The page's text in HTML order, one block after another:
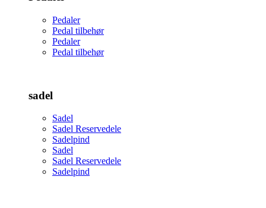
Pedaler
Pedal tilbehør
Pedaler
Pedal tilbehør
sadel
Sadel
Sadel Reservedele
Sadelpind
Sadel
Sadel Reservedele
Sadelpind